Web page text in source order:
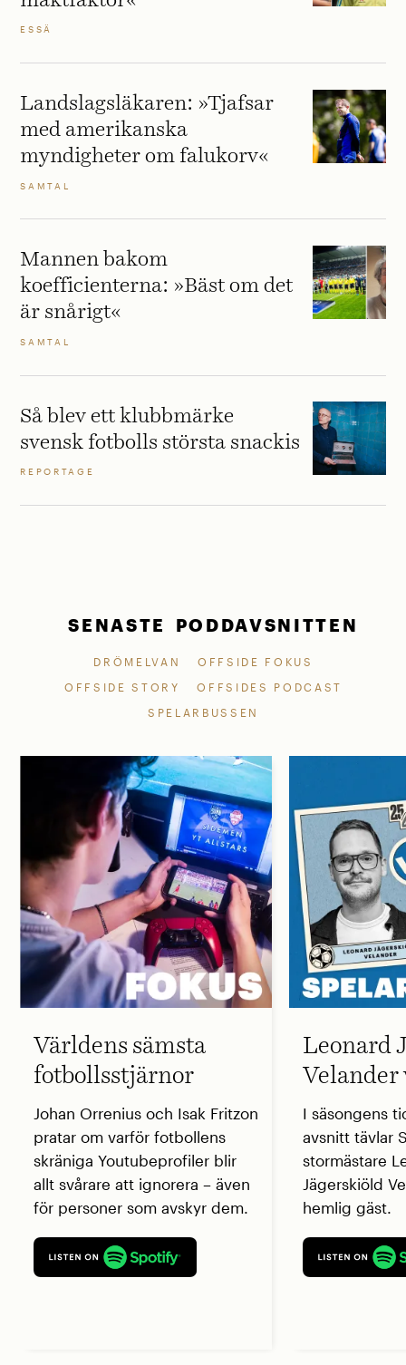
ESSÄ
Landslagsläkaren: »Tjafsar
med amerikanska
myndigheter om falukorv«
SAMTAL
Mannen bakom
koefficienterna: »Bäst om det
är snårigt«
SAMTAL
Så blev ett klubbmärke
svensk fotbolls största snackis
REPORTAGE
SENASTE PODDAVSNITTEN
DRÖMELVAN
OFFSIDE FOKUS
OFFSIDE STORY
OFFSIDES PODCAST
SPELARBUSSEN
Världens sämsta
fotbollsstjärnor
Johan Orrenius och Isak Fritzon
pratar om varför fotbollens
skräniga Youtubeprofiler blir
allt svårare att ignorera – även
för personer som avskyr dem.
Leonard
Velander
I säsongens
avsnitt tävlar
stormästare
Jägerskiöld
hemlig gäst.